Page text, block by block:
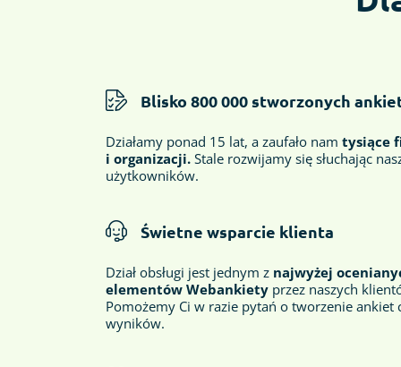
Blisko 800 000 stworzonych
Działamy ponad 15 lat, a zaufało nam tysiące
i organizacji. Stale rozwijamy się słuchając
użytkowników.
Świetne wsparcie klienta
Dział obsługi jest jednym z najwyżej
elementów Webankiety przez naszych
Pomożemy Ci w razie pytań o tworzenie ankiet
wyników.